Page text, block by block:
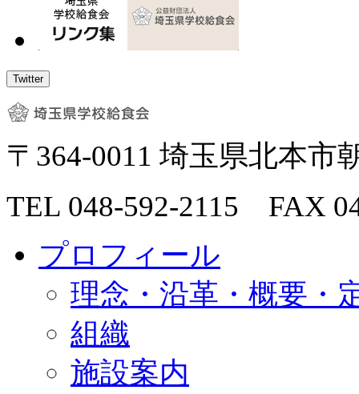
Twitter
〒364-0011 埼玉県北本市
TEL 048-592-2115 FAX
プロフィール
理念・沿革・概要・
組織
施設案内